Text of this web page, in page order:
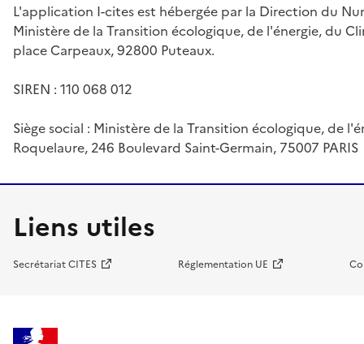
L'application I-cites est hébergée par la Direction du
Ministère de la Transition écologique, de l'énergie, du
place Carpeaux, 92800 Puteaux.
SIREN : 110 068 012
Siège social : Ministère de la Transition écologique, de
Roquelaure, 246 Boulevard Saint-Germain, 75007 PARIS
Liens utiles
Secrétariat CITES Réglementation UE